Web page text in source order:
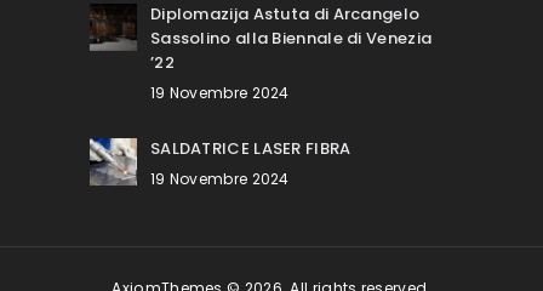
Diplomazija Astuta di Arcangelo
Sassolino alla Biennale di Venezia
’22
19 Novembre 2024
SALDATRICE LASER FIBRA
19 Novembre 2024